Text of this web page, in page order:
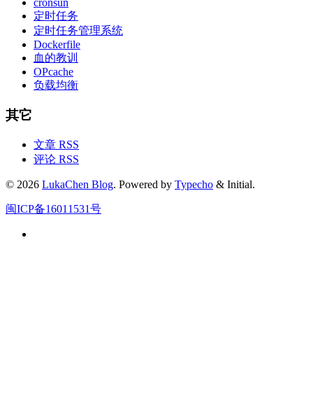
cronsun
定时任务
定时任务管理系统
Dockerfile
血的教训
OPcache
负载均衡
其它
文章 RSS
评论 RSS
© 2026 LukaChen Blog. Powered by Typecho & Initial.
闽ICP备16011531号